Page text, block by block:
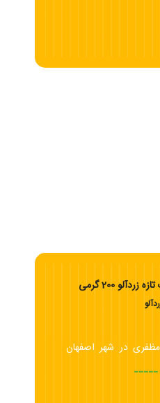
200 گرمی
در شهر اصفهان
-----